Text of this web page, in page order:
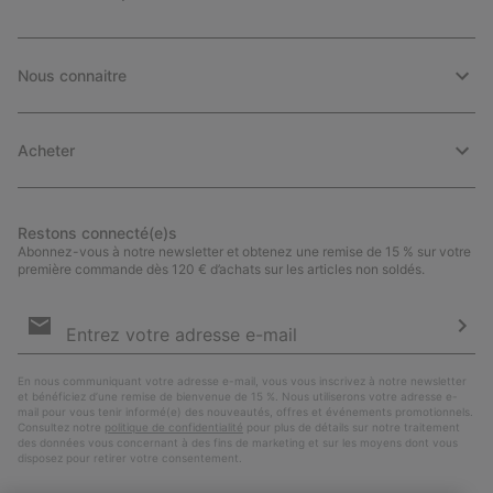
Nous connaitre
Acheter
Restons connecté(e)s
Abonnez-vous à notre newsletter et obtenez une remise de 15 % sur votre
première commande dès 120 € d’achats sur les articles non soldés.
par
En nous communiquant votre adresse e-mail, vous vous inscrivez à notre newsletter
et bénéficiez d’une remise de bienvenue de 15 %. Nous utiliserons votre adresse e-
mail pour vous tenir informé(e) des nouveautés, offres et événements promotionnels.
Consultez notre politique de confidentialité pour plus de détails sur notre traitement
des données vous concernant à des fins de marketing et sur les moyens dont vous
disposez pour retirer votre consentement.